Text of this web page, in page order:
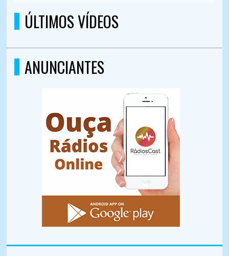
ÚLTIMOS VÍDEOS
ANUNCIANTES